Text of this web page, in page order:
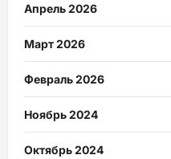
Апрель 2026
Март 2026
Февраль 2026
Ноябрь 2024
Октябрь 2024